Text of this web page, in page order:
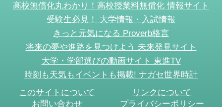
高校無償化丸わかり！高校授業料無償化 情報サイト
受験生必見！ 大学情報・入試情報
きっと元気になる Proverb格言
将来の夢や進路を見つけよう 未来発見サイト
大学・学部選びの動画サイト 東進TV
時刻も天気もイベントも掲載! ナガセ世界時計
このサイトについて
リンクについて
お問い合わせ
プライバシーポリシー